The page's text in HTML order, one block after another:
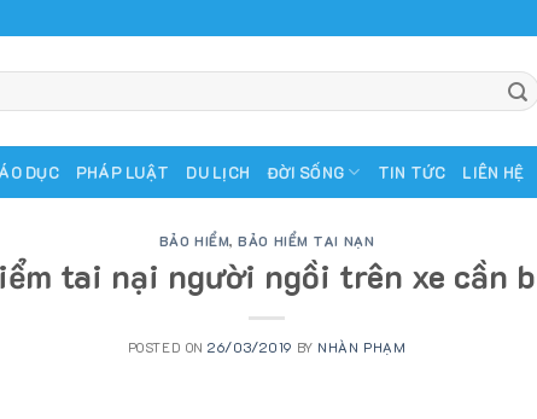
DỤC PHÁP LUẬT DU LỊCH ĐỜI SỐNG TIN TỨC LIÊN HỆ
BẢO HIỂM,BẢO HIỂM TAI NẠN
tai nại người ngồi trên xe cần
POSTED ON26/03/2019 BY NHÀN PHẠM